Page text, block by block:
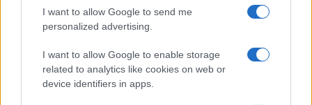
I want to allow Google to send me
personalized advertising.
I want to allow Google to enable storage
related to analytics like cookies on web or
device identifiers in apps.
In Sardegna 469 nuovi casi di coronavirus e una
vittima: il bollettino
TEMI: Sara Angelini Volley Hermaea